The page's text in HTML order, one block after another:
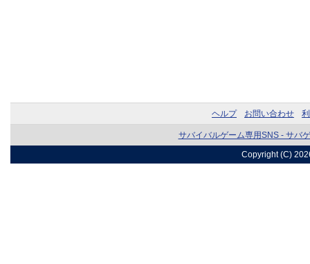
ヘルプ お問い合わせ
サバイバルゲーム専用SNS - サバ
Copyright (C)